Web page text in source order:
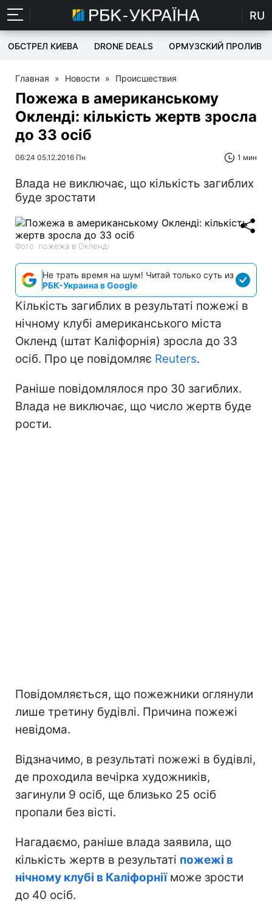
RU
ОБСТРЕЛ КИЕВА DRONE DEALS ОРМУЗСКИЙ ПРОЛИВ
Главная » Новости » Происшествия
Пожежа в американському
Окленді: кількість жертв зросла
до 33 осіб
06:24 05.12.2016 Пн 1 мин
Влада не виключає, що кількість загиблих
буде зростати
Фото: пожежа в Окленді
Не трать время на шум! Читай только суть из
РБК-Украина в Google
Кількість загиблих в результаті пожежі в
нічному клубі американського міста
Окленд (штат Каліфорнія) зросла до 33
осіб. Про це повідомляє Reuters.
Раніше повідомлялося про 30 загиблих.
Влада не виключає, що число жертв буде
рости.
Повідомляється, що пожежники оглянули
лише третину будівлі. Причина пожежі
невідома.
Відзначимо, в результаті пожежі в будівлі,
де проходила вечірка художників,
загинули 9 осіб, ще близько 25 осіб
пропали без вісті.
Нагадаємо, раніше влада заявила, що
кількість жертв в результаті пожежі в
нічному клубі в Каліфорніїможе зрости
до 40 осіб.